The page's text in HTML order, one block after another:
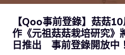
【Qoo事前登錄】菇菇
作《元祖菇菇栽培研究
日推出 事前登錄開放中！